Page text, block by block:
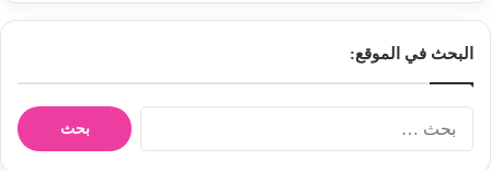
البحث في الموقع: